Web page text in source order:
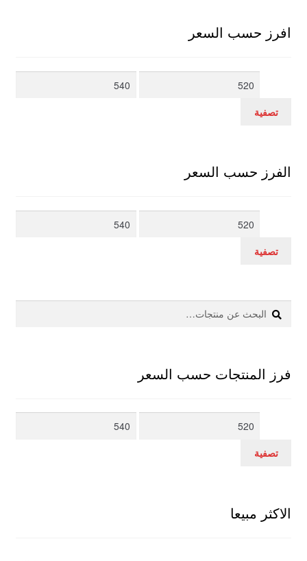
افرز حسب السعر
أدنى
أعلى
تصفية
الفرز حسب السعر
أدنى
أعلى
تصفية
البحث
عن:
بحث
فرز المنتجات حسب السعر
أدنى
أعلى
تصفية
الاكثر مبيعا